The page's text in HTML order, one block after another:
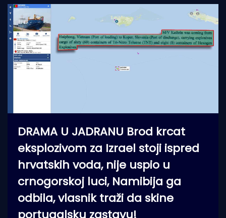
DRAMA U JADRANU Brod krcat
eksplozivom za Izrael stoji ispred
hrvatskih voda, nije uspio u
crnogorskoj luci, Namibija ga
odbila, vlasnik traži da skine